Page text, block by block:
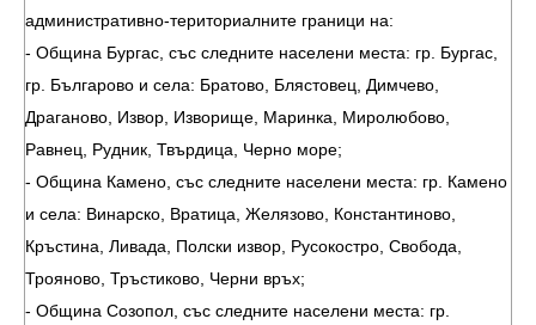
административно-териториалните граници на:
- Община Бургас, със следните населени места: гр. Бургас,
гр. Българово и села: Братово, Блястовец, Димчево,
Драганово, Извор, Изворище, Маринка, Миролюбово,
Равнец, Рудник, Твърдица, Черно море;
- Община Камено, със следните населени места: гр. Камено
и села: Винарско, Вратица, Желязово, Константиново,
Кръстина, Ливада, Полски извор, Русокостро, Свобода,
Трояново, Тръстиково, Черни връх;
- Община Созопол, със следните населени места: гр.